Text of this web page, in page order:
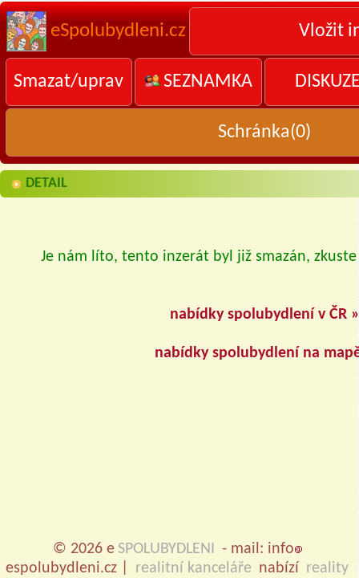
eSpolubydleni.cz Vložit
Smazat/uprav SEZNAMKA
Schránka(0)
DETAIL
Je nám líto, tento inzerát byl již smazán,
nabídky spolubydlení v ČR »
nabídky spolubydlení na
© 2026 e SPOLUBYDLENI - mail: info
espolubydleni.cz |
realitní kanceláře nabízí reality